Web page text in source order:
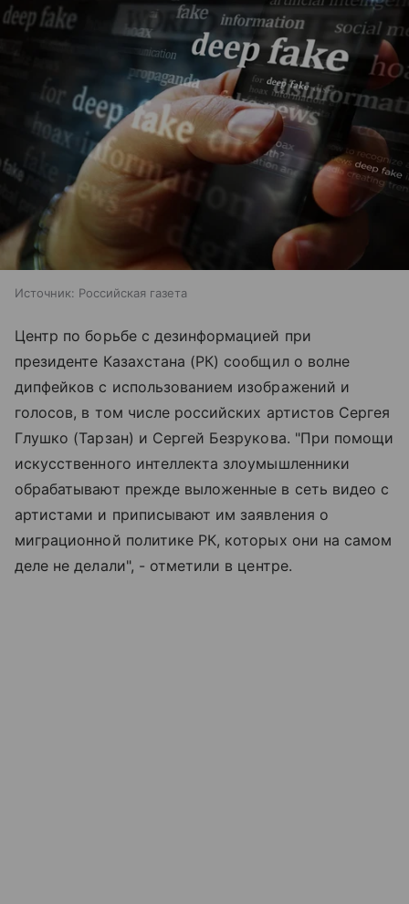
Источник: Российская газета
Центр по борьбе с дезинформацией при
президенте Казахстана (РК) сообщил о волне
дипфейков с использованием изображений и
голосов, в том числе российских артистов Сергея
Глушко (Тарзан) и Сергей Безрукова. "При помощи
искусственного интеллекта злоумышленники
обрабатывают прежде выложенные в сеть видео с
артистами и приписывают им заявления о
миграционной политике РК, которых они на самом
деле не делали", - отметили в центре.